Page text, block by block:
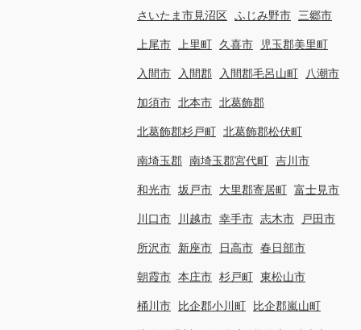
さいたま市見沼区 ふじみ野市 三郷市
上尾市 上里町 久喜市 児玉郡美里町
入間市 入間郡 入間郡毛呂山町 八潮市
加須市 北本市 北葛飾郡
北葛飾郡杉戸町 北葛飾郡松伏町
南埼玉郡 南埼玉郡宮代町 吉川市
和光市 坂戸市 大里郡寄居町 富士見市
川口市 川越市 幸手市 志木市 戸田市
所沢市 新座市 日高市 春日部市
朝霞市 本庄市 杉戸町 東松山市
桶川市 比企郡小川町 比企郡嵐山町